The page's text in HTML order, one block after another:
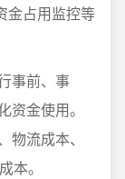
金占用监控等
事前、事
金使用。
流成本、
本。